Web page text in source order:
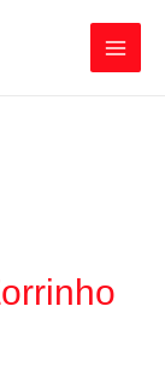
Main